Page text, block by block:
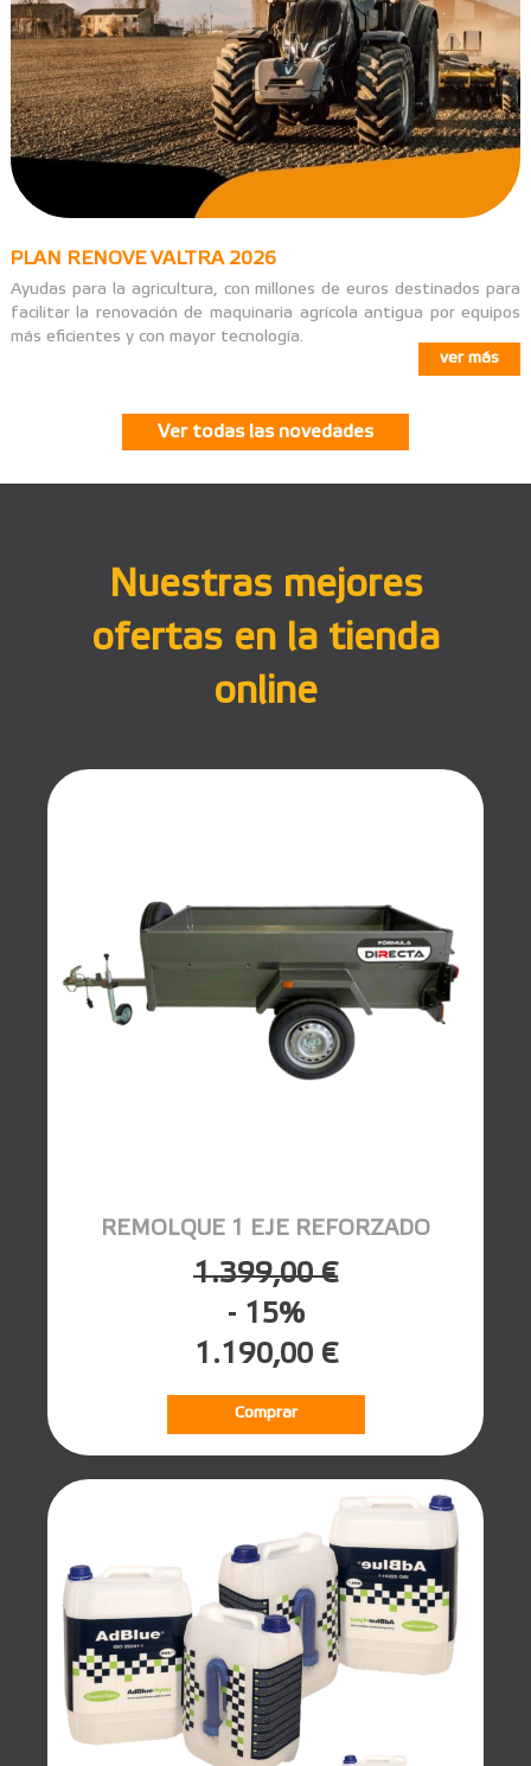
PLAN RENOVE VALTRA 2026
Ayudas para la agricultura, con millones de euros destinados para
facilitar la renovación de maquinaria agrícola antigua por equipos
más eficientes y con mayor tecnología.
ver más
Ver todas las novedades
Nuestras mejores
ofertas en la tienda
online
REMOLQUE 1 EJE REFORZADO
1.399,00 €
- 15%
1.190,00 €
Comprar